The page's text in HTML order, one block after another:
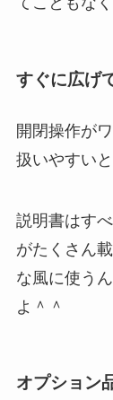
すぐに広げ
開閉操作が
扱いやすい
説明書はす
がたくさん
な風に使う
よ＾＾
オプション